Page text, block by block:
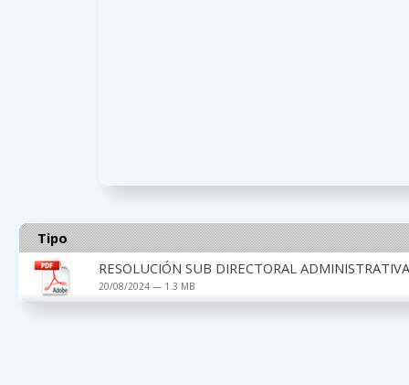
Tipo
RESOLUCIÓN SUB DIRECTORAL
20/08/2024 — 1.3 MB